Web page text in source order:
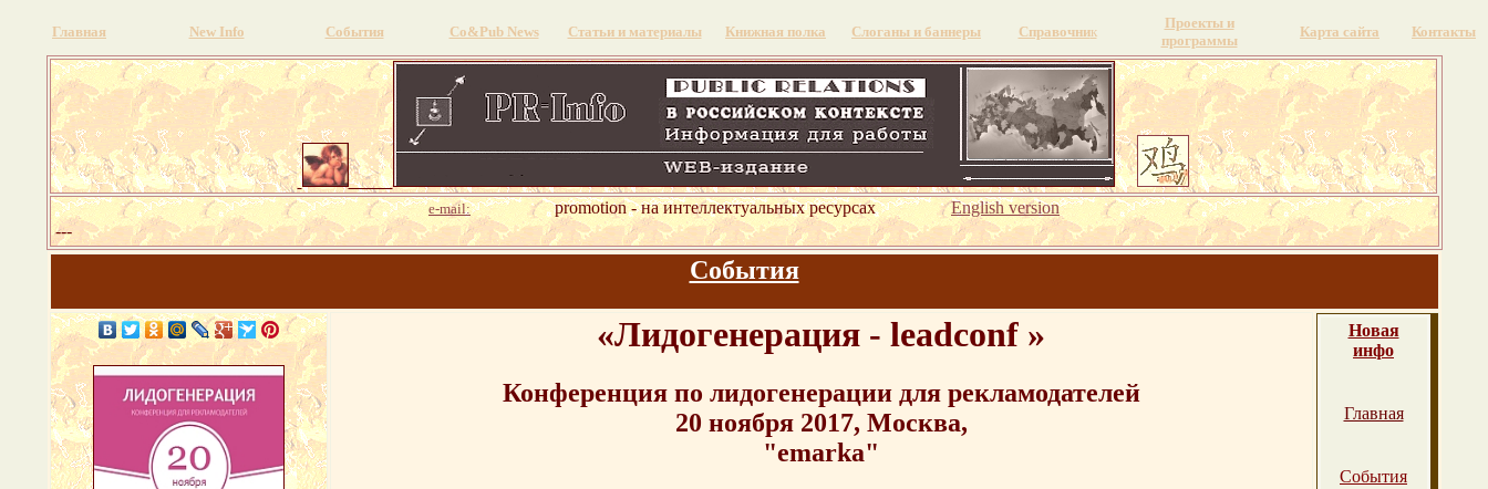
Главная New Info События Со&Pub News Статьи и материалы Книжная полка Слоганы и баннеры Справочник
Проекты и
программы
Карта сайта Контакты
e-mail:promotion - на интеллектуальных ресурсахEnglish version
---
События
«Лидогенерация - leadconf »
Конференция по лидогенерации для рекламодателей
20 ноября 2017, Москва,
"emarka"
Новая
инфо
Главная
События